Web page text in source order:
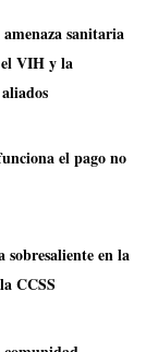
sanitaria
VIH y la
el pago no
en la
CCSS